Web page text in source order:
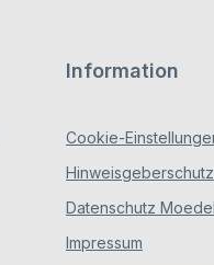
Information
Cookie-
Datenschutz
Impressum